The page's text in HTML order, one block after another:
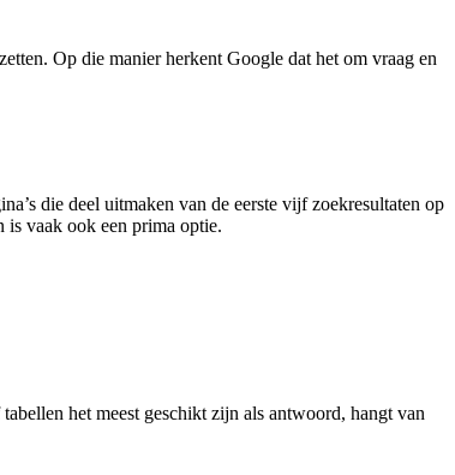
Op die manier herkent Google dat het om vraag en
die deel uitmaken van de eerste vijf zoekresultaten op
is vaak ook een prima optie.
het meest geschikt zijn als antwoord, hangt van